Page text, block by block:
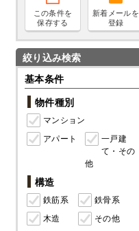
この条件を
保存する
新着メールを
登録
絞り込み検索
基本条件
物件種別
マンション
アパート
一戸建
て・その
他
構造
鉄筋系
鉄骨系
木造
その他